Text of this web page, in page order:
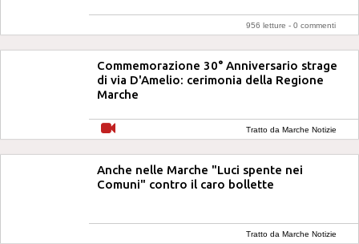
956 letture - 0 commenti
Commemorazione 30° Anniversario strage
di via D'Amelio: cerimonia della Regione
Marche
Tratto da Marche Notizie
Anche nelle Marche "Luci spente nei
Comuni" contro il caro bollette
Tratto da Marche Notizie